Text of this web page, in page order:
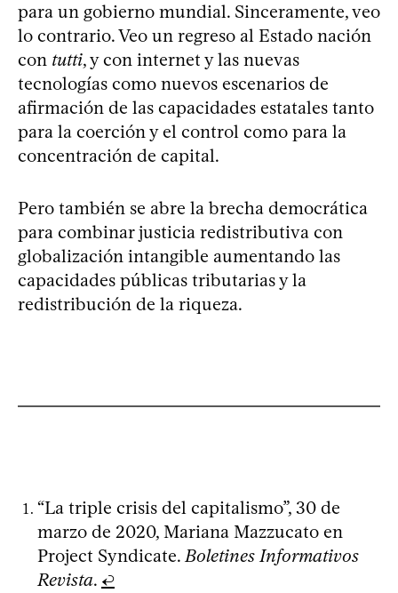
para un gobierno mundial. Sinceramente, veo
lo contrario. Veo un regreso al Estado nación
con tutti, y con internet y las nuevas
tecnologías como nuevos escenarios de
afirmación de las capacidades estatales tanto
para la coerción y el control como para la
concentración de capital.
Pero también se abre la brecha democrática
para combinar justicia redistributiva con
globalización intangible aumentando las
capacidades públicas tributarias y la
redistribución de la riqueza.
“La triple crisis del capitalismo”, 30 de
marzo de 2020, Mariana Mazzucato en
Project Syndicate.Boletines Informativos
Revista. ↩